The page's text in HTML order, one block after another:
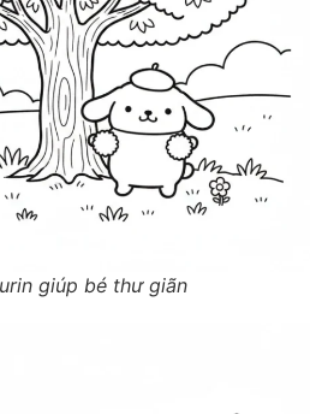
giúp bé thư giãn